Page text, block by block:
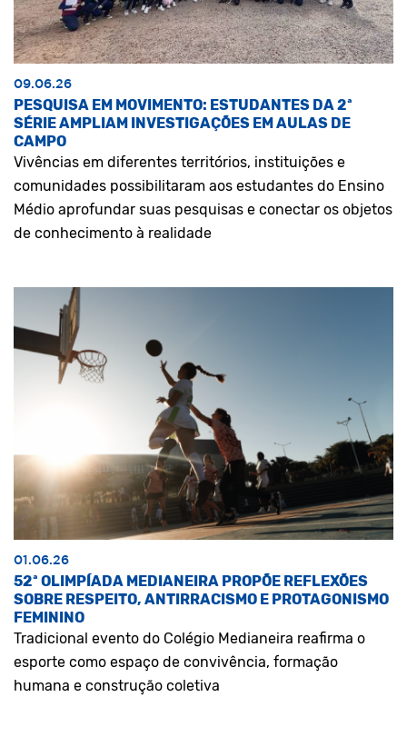
09.06.26
PESQUISA EM MOVIMENTO: ESTUDANTES DA 2ª
SÉRIE AMPLIAM INVESTIGAÇÕES EM AULAS DE
CAMPO
Vivências em diferentes territórios, instituições e
comunidades possibilitaram aos estudantes do Ensino
Médio aprofundar suas pesquisas e conectar os objetos
de conhecimento à realidade
01.06.26
52ª OLIMPÍADA MEDIANEIRA PROPÕE REFLEXÕES
SOBRE RESPEITO, ANTIRRACISMO E PROTAGONISMO
FEMININO
Tradicional evento do Colégio Medianeira reafirma o
esporte como espaço de convivência, formação
humana e construção coletiva